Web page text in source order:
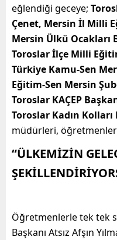
eğlendiği geceye;
Çenet, Mersin İl Milli
Mersin Ülkü Ocakları
Toroslar İlçe Milli
Türkiye Kamu-Sen
Eğitim-Sen Mersin
Toroslar KAÇEP
Toroslar Kadın
müdürleri, öğretmenler
“ÜLKEMİZİN
Öğretmenlerle tek tek
Başkanı Atsız Afşın